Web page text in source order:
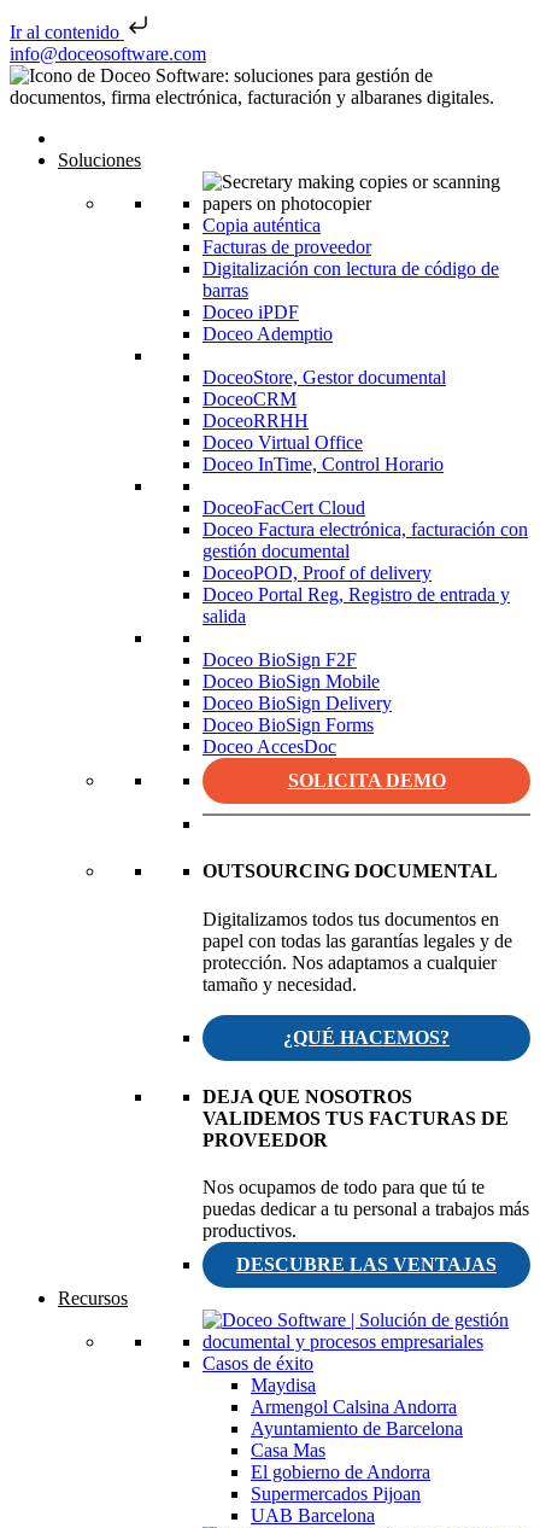
Ir al contenido
Saltar al contenido
info@doceosoftware.com
Soluciones
Copia auténtica
Facturas de proveedor
Digitalización con lectura de código de
barras
Doceo iPDF
Doceo Ademptio
DoceoStore, Gestor documental
DoceoCRM
DoceoRRHH
Doceo Virtual Office
Doceo InTime, Control Horario
DoceoFacCert Cloud
Doceo Factura electrónica, facturación con
gestión documental
DoceoPOD, Proof of delivery
Doceo Portal Reg, Registro de entrada y
salida
Doceo BioSign F2F
Doceo BioSign Mobile
Doceo BioSign Delivery
Doceo BioSign Forms
Doceo AccesDoc
SOLICITA DEMO
OUTSOURCING DOCUMENTAL
Digitalizamos todos tus documentos en
papel con todas las garantías legales y de
protección. Nos adaptamos a cualquier
tamaño y necesidad.
¿QUÉ HACEMOS?
DEJA QUE NOSOTROS
VALIDEMOS TUS FACTURAS DE
PROVEEDOR
Nos ocupamos de todo para que tú te
puedas dedicar a tu personal a trabajos más
productivos.
DESCUBRE LAS VENTAJAS
Recursos
Casos de éxito
Maydisa
Armengol Calsina Andorra
Ayuntamiento de Barcelona
Casa Mas
El gobierno de Andorra
Supermercados Pijoan
UAB Barcelona